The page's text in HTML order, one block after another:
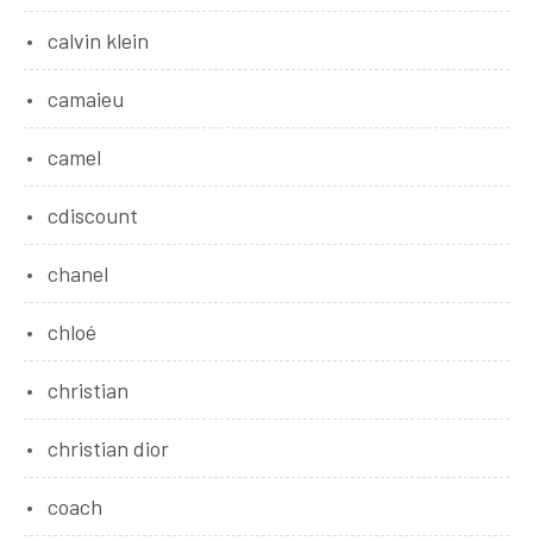
calvin klein
camaieu
camel
cdiscount
chanel
chloé
christian
christian dior
coach